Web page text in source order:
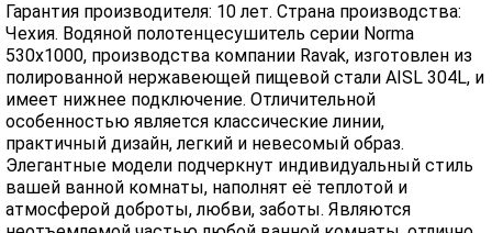
Гарантия производителя: 10 лет. Страна производства:
Чехия. Водяной полотенцесушитель серии Norma
530x1000, производства компании Ravak, изготовлен из
полированной нержавеющей пищевой стали AISL 304L, и
имеет нижнее подключение. Отличительной
особенностью является классические линии,
практичный дизайн, легкий и невесомый образ.
Элегантные модели подчеркнут индивидуальный стиль
вашей ванной комнаты, наполнят её теплотой и
атмосферой доброты, любви, заботы. Являются